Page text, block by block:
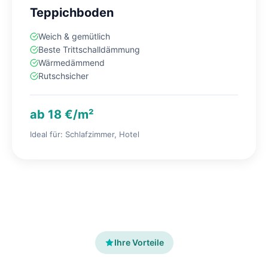
Teppichboden
Weich & gemütlich
Beste Trittschalldämmung
Wärmedämmend
Rutschsicher
ab 18 €/m²
Ideal für: Schlafzimmer, Hotel
Ihre Vorteile